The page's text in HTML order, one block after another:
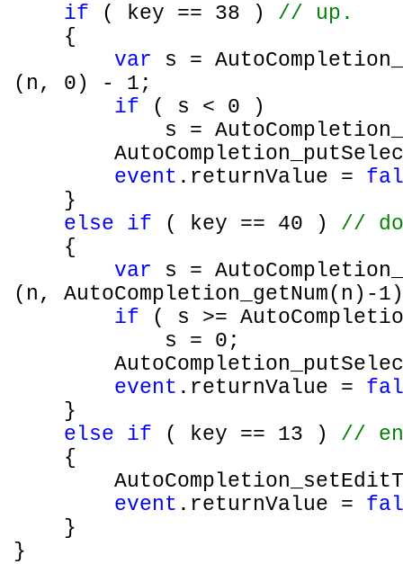
if ( key == 38 ) // up.
{
var s =
(n, 0) - 1;
if ( s < 0 )
s =
event .returnValue =
}
else
if ( key == 40 ) //
{
var s =
(n, AutoCompletion_getNum(n)-
if ( s >=
s = 0;
event .returnValue =
}
else
if ( key == 13 ) //
{
event .returnValue =
}
}